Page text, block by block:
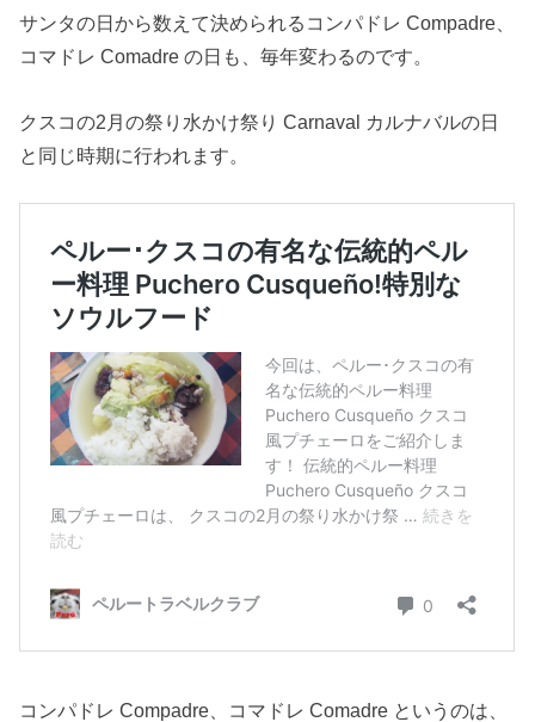
サンタの日から数えて決められるコンパドレ Compadre、
コマドレ Comadre の日も、毎年変わるのです。
クスコの2月の祭り水かけ祭り Carnaval カルナバルの日
と同じ時期に行われます。
コンパドレ Compadre、コマドレ Comadre というのは、